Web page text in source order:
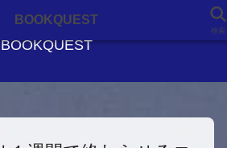
BOOKQUEST
BOOKQUEST
検索